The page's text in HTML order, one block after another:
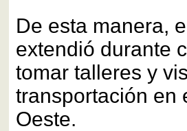
De esta manera,
extendió durante
tomar talleres y
transportación en
Oeste.